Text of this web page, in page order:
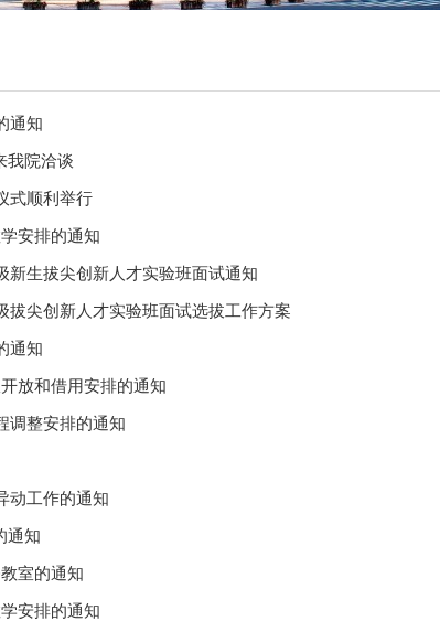
通知
我院洽谈
式顺利举行
安排的通知
新生拔尖创新人才实验班面试通知
拔尖创新人才实验班面试选拔工作方案
通知
放和借用安排的通知
调整安排的通知
动工作的通知
通知
室的通知
安排的通知